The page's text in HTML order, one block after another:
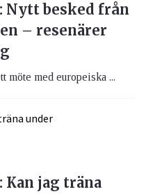
Nytt besked från
– resenärer
möte med europeiska ...
Kan jag träna